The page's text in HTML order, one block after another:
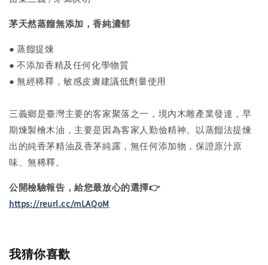
茅天然蒸餾無添加，香純濃郁
● 蒸餾提煉
● 不添加香精及任何化學物質
● 無經稀釋，敏感皮膚建議低劑量使用
三義鄉是臺灣主要的客家聚落之一，境內木雕產業發達，早
期煉製檜木油，主要是因為客家人勤儉精神。以蒸餾法提煉
出的純香茅精油及香茅純露，無任何添加物，保證原汁原
味、無稀釋。
公開檢驗報告，給您最放心的選擇👉
https://reurl.cc/mLAQoM
我猜你喜歡